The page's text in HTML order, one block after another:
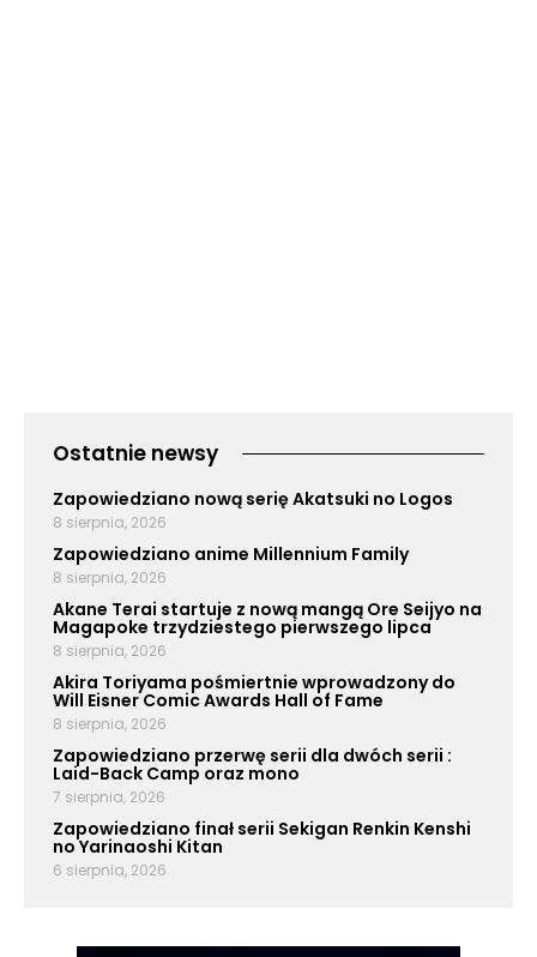
Ostatnie newsy
Zapowiedziano nową serię Akatsuki no Logos
8 sierpnia, 2026
Zapowiedziano anime Millennium Family
8 sierpnia, 2026
Akane Terai startuje z nową mangą Ore Seijyo na
Magapoke trzydziestego pierwszego lipca
8 sierpnia, 2026
Akira Toriyama pośmiertnie wprowadzony do
Will Eisner Comic Awards Hall of Fame
8 sierpnia, 2026
Zapowiedziano przerwę serii dla dwóch serii :
Laid-Back Camp oraz mono
7 sierpnia, 2026
Zapowiedziano finał serii Sekigan Renkin Kenshi
no Yarinaoshi Kitan
6 sierpnia, 2026